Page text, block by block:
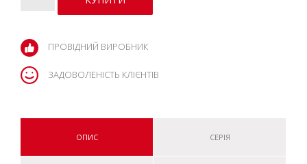
ПРОВІДНИЙ ВИРОБНИК
ЗАДОВОЛЕНІСТЬ КЛІЄНТІВ
ОПИС СЕРІЯ